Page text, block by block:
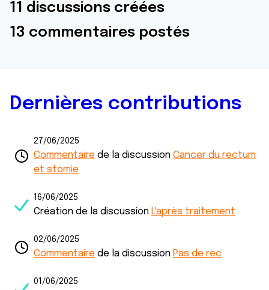
11 discussions créées
13 commentaires postés
Dernières contributions
27/06/2025
Commentaire de la discussion Cancer du rectum
et stomie
16/06/2025
Création de la discussion L'après traitement
02/06/2025
Commentaire de la discussion Pas de rec
01/06/2025